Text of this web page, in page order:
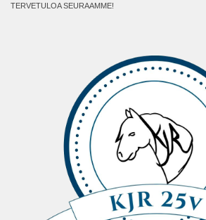
TERVETULOA SEURAAMME!